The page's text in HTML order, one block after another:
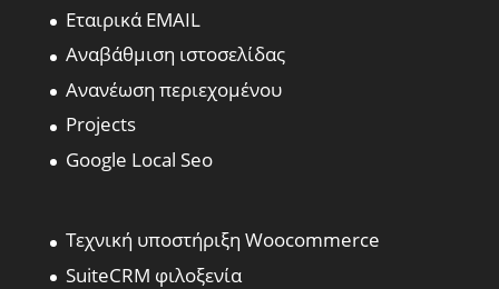
Εταιρικά EMAIL
Αναβάθμιση ιστοσελίδας
Ανανέωση περιεχομένου
Projects
Google Local Seo
Τεχνική υποστήριξη Woocommerce
SuiteCRM φιλοξενία